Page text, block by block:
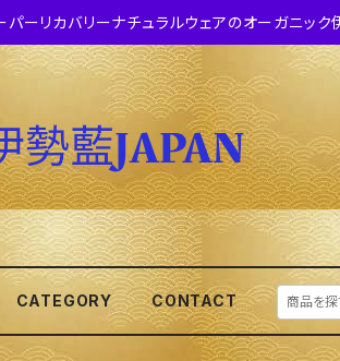
ーリカバリーナチュラルウェアのオーガニック
CATEGORY CONTACT